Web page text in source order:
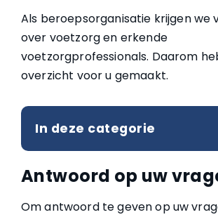
Als beroepsorganisatie krijgen we
over voetzorg en erkende
voetzorgprofessionals. Daarom
overzicht voor u gemaakt.
In deze categorie
Antwoord op uw
Om antwoord te geven op uw